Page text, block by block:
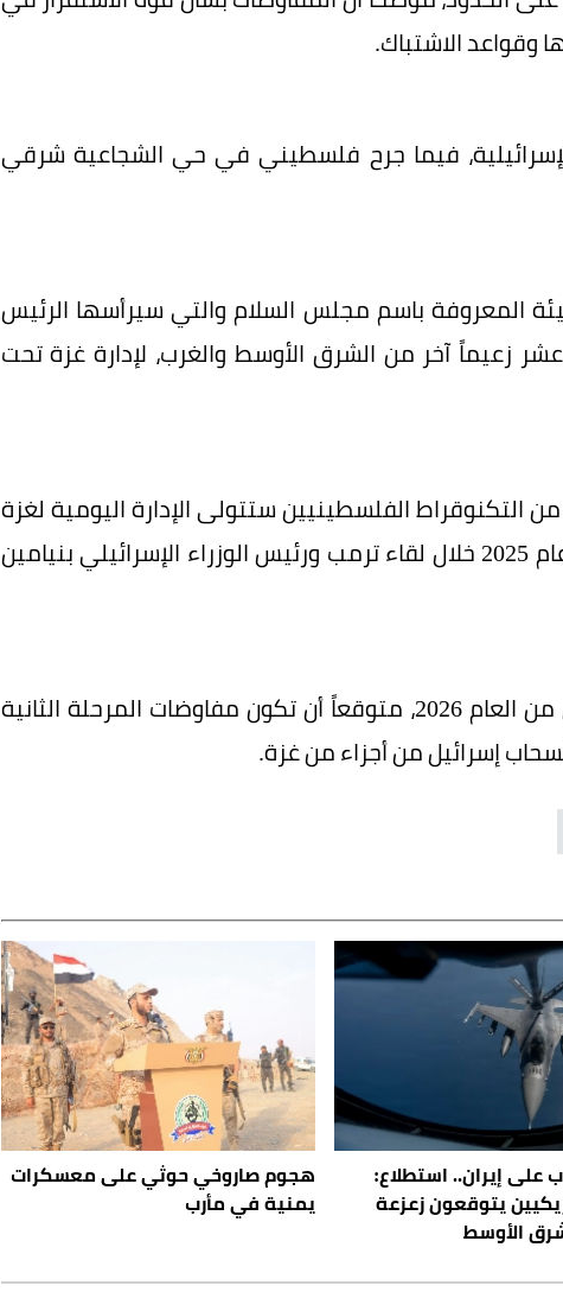
وقواعد الاشتباك.
فيما جرح فلسطيني في حي الشجاعية شرقي
المعروفة باسم مجلس السلام والتي سيرأسها الرئيس
زعيماً آخر من الشرق الأوسط والغرب، لإدارة غزة تحت
التكنوقراط الفلسطينيين ستتولى الإدارة اليومية لغزة
بعد الحرب، متوقعاً الإعلان عن الخطة نهاية عام 2025 خلال لقاء ترمب ورئيس الوزراء الإسرائيلي بنيامين
وتوقع المسؤول نشر القوات في الربع الأول من العام 2026، متوقعاً أن تكون مفاوضات المرحلة الثانية
إسرائيل من أجزاء من غزة.
على إيران.. استطلاع:
يتوقعون زعزعة
الأوسط
هجوم صاروخي حوثي على معسكرات
يمنية في مأرب